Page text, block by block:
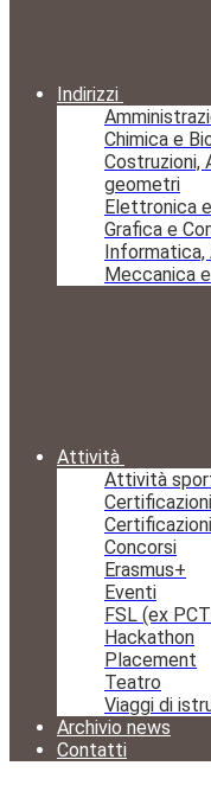
Indirizzi
Chimica e
Costruzioni,
geometri
Elettronica
Grafica e
Meccanica
Attività
Attività
Concorsi
Erasmus+
Eventi
FSL (ex
Hackathon
Placement
Teatro
Viaggi di
Archivio news
Contatti